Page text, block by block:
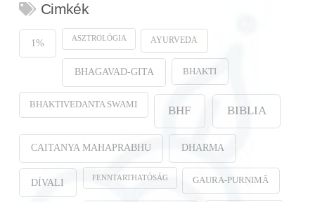
Cimkék
1% ASZTROLÓGIA AYURVEDA
BHAGAVAD-GITA BHAKTI
BHAKTIVEDANTA SWAMI BHF BIBLIA
CAITANYA MAHAPRABHU DHARMA
DÍVALI FENNTARTHATÓSÁG GAURA-PURṆIMĀ